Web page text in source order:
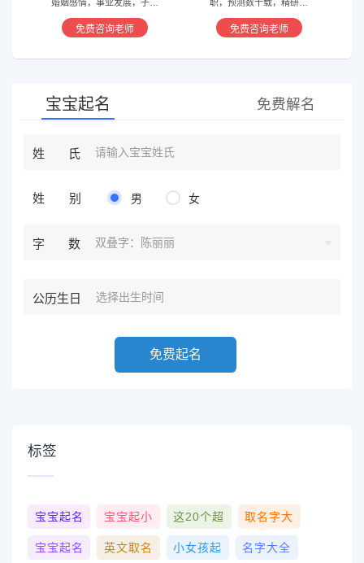
婚姻感情，事业发展，子嗣
香火等方面指引慈航 ，现
在预测指导擅长紫微星斗，
导方案，欢迎有缘人。
免费咨询老师
职，预测数十载，精研国
学，擅长铁板、太乙，一掌
经，八宫连山易，盲派八字
免费咨询老师
宝宝起名 免费解名
姓氏
姓别 男 女
字数 双叠字：陈丽丽
公历生日
免费起名
标签
宝宝起名 宝宝起小 这20个超 取名字大
宝宝起名 英文取名 小女孩起 名字大全